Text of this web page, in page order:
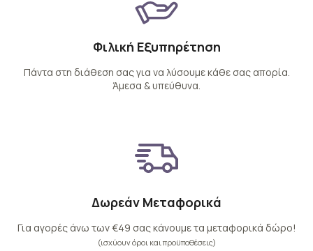
Φιλική Εξυπηρέτηση
Πάντα στη διάθεση σας για να λύσουμε κάθε σας απορία.
Άμεσα & υπεύθυνα.
Δωρεάν Μεταφορικά
Για αγορές άνω των €49 σας κάνουμε τα μεταφορικά δώρο!
(ισχύουν όροι και προϋποθέσεις)